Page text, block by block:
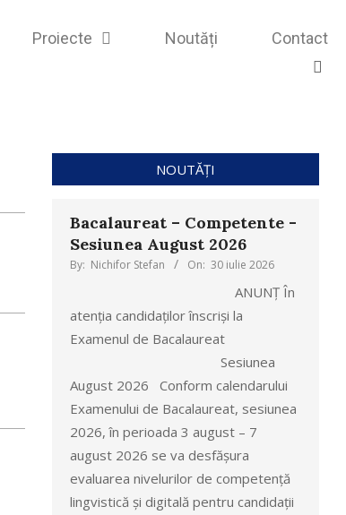
Proiecte Noutăți Contact
NOUTĂȚI
Bacalaureat – Competente -
Sesiunea August 2026
By: Nichifor Stefan On: 30 iulie 2026
ANUNȚ În
atenția candidaților înscriși la
Examenul de Bacalaureat
Sesiunea
August 2026 Conform calendarului
Examenului de Bacalaureat, sesiunea
2026, în perioada 3 august – 7
august 2026 se va desfășura
evaluarea nivelurilor de competență
lingvistică și digitală pentru candidații